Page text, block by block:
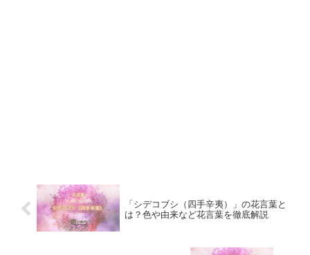
「シデコブシ（四手辛夷）」の花言葉と
は？色や由来など花言葉を徹底解説